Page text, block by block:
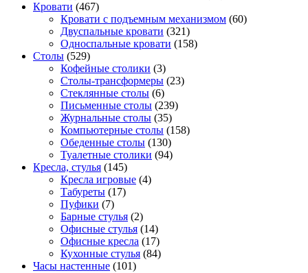
Кровати (467)
Кровати с подъемным механизмом (60)
Двуспальные кровати (321)
Односпальные кровати (158)
Столы (529)
Кофейные столики (3)
Столы-трансформеры (23)
Стеклянные столы (6)
Письменные столы (239)
Журнальные столы (35)
Компьютерные столы (158)
Обеденные столы (130)
Туалетные столики (94)
Кресла, стулья (145)
Кресла игровые (4)
Табуреты (17)
Пуфики (7)
Барные стулья (2)
Офисные стулья (14)
Офисные кресла (17)
Кухонные стулья (84)
Часы настенные (101)